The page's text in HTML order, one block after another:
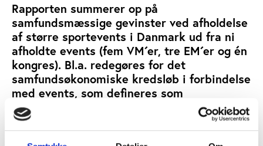
Rapporten summerer op på
samfundsmæssige gevinster ved afholdelse
af større sportevents i Danmark ud fra ni
afholdte events (fem VM´er, tre EM´er og én
kongres). Bl.a. redegøres for det
samfundsøkonomiske kredsløb i forbindelse
med events, som defineres som
eventgæsternes forbrug i Danmark,
og hvordan events kan bruges som en
katalysator for fremtidig ferieturisme.